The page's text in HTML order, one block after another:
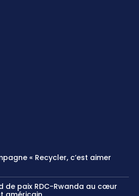
« Recycler, c’est aimer
de paix RDC-Rwanda au cœur